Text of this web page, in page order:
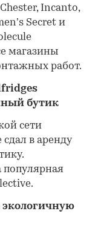
Incanto,
Secret и
магазины
работ.
бутик
сети
в аренду
популярная
экологичную